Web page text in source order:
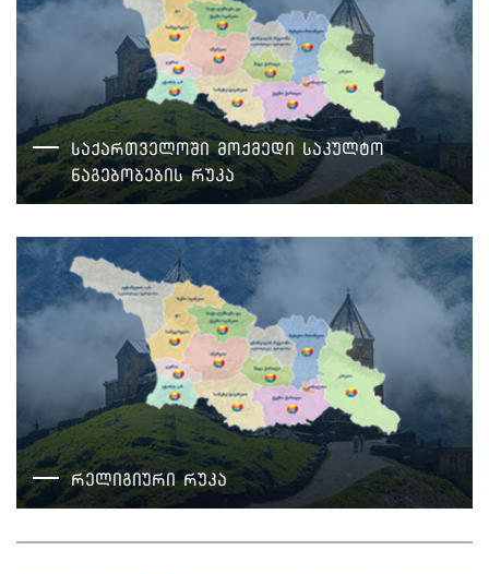
საქართველოში მოქმედი საკულტო
ნაგებობების რუკა
რელიგიური რუკა